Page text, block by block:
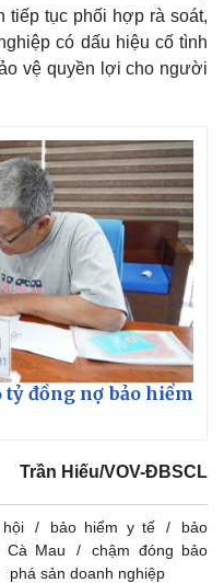
Infographic
tiếp tục phối hợp rà soát,
có dấu hiệu cố tình
vệ quyền lợi cho người
đồng nợ bảo hiểm
Trần Hiếu/VOV-ĐBSCL
bảo hiểm y tế
bảo
Cà Mau
chậm đóng bảo
phá sản doanh nghiệp